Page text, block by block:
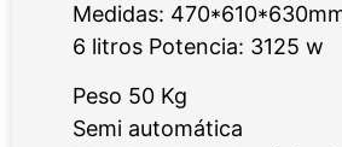
Medidas:
6 litros Potencia: 3125 w
Peso 50 Kg
Semi automática